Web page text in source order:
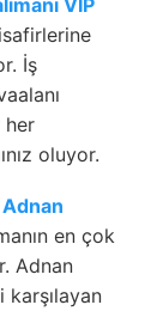
İş
her
oluyor.
Adnan
en çok
Adnan
karşılayan